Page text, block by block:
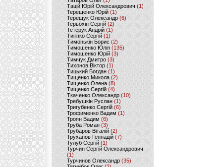
Тацій Юрій Олександрович(1)
Терещенко Юрій(1)
Терещук Олександр(6)
Терьохін Сергій (2)
Тетерук Андрій (1)
Тигіпко Сергій(1)
Тимонькін Борис (2)
Тимошенко Юлія (135)
Тимошенко Юрій(3)
Тимчук Дмитро (3)
Тихонов Віктор (1)
Тицький Богдан (1)
Тищенко Микола (2)
Тищенко Олена (8)
Тищенко Сергій (4)
Ткаченко Олександр (10)
Требушкін Руслан (1)
Тригубенко Сергій(6)
Трофименко Вадим (1)
Троян Вадим (6)
Труба Роман(3)
Трубаров Віталій (2)
Труханов Геннадій (7)
Тулуб Сергій(1)
Турчин Сергій Олександрович
(1)
Турчинов Олександр(35)